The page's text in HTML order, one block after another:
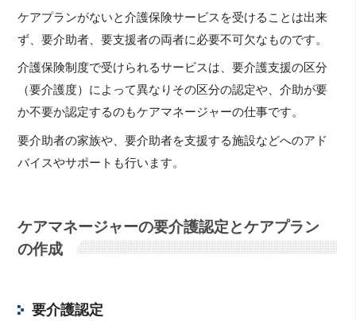
ケアプランがないと介護保険サービスを受けることは出来
ず、要介助者、要支援者の両者に必要不可欠なものです。
介護保険制度で受けられるサービスは、要介護支援の区分
（要介護度）によって異なりその区分の認定や、介助が要
か不要か認定するのもケアマネージャーの仕事です。
要介助者の家族や、要介助者を支援する施設などへのアド
バイスやサポートも行います。
ケアマネージャーの要介護認定とケアプラン
の作成
要介護認定